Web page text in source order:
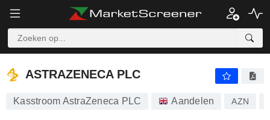
ASTRAZENECA PLC
ASTRAZENECA PLC
Kasstroom AstraZeneca PLC Aandelen AZN